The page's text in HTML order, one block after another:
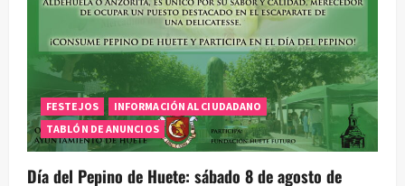
FESTEJOS
INFORMACIÓN AL CIUDADANO
TABLÓN DE ANUNCIOS
Día del Pepino de Huete: sábado 8 de agosto de